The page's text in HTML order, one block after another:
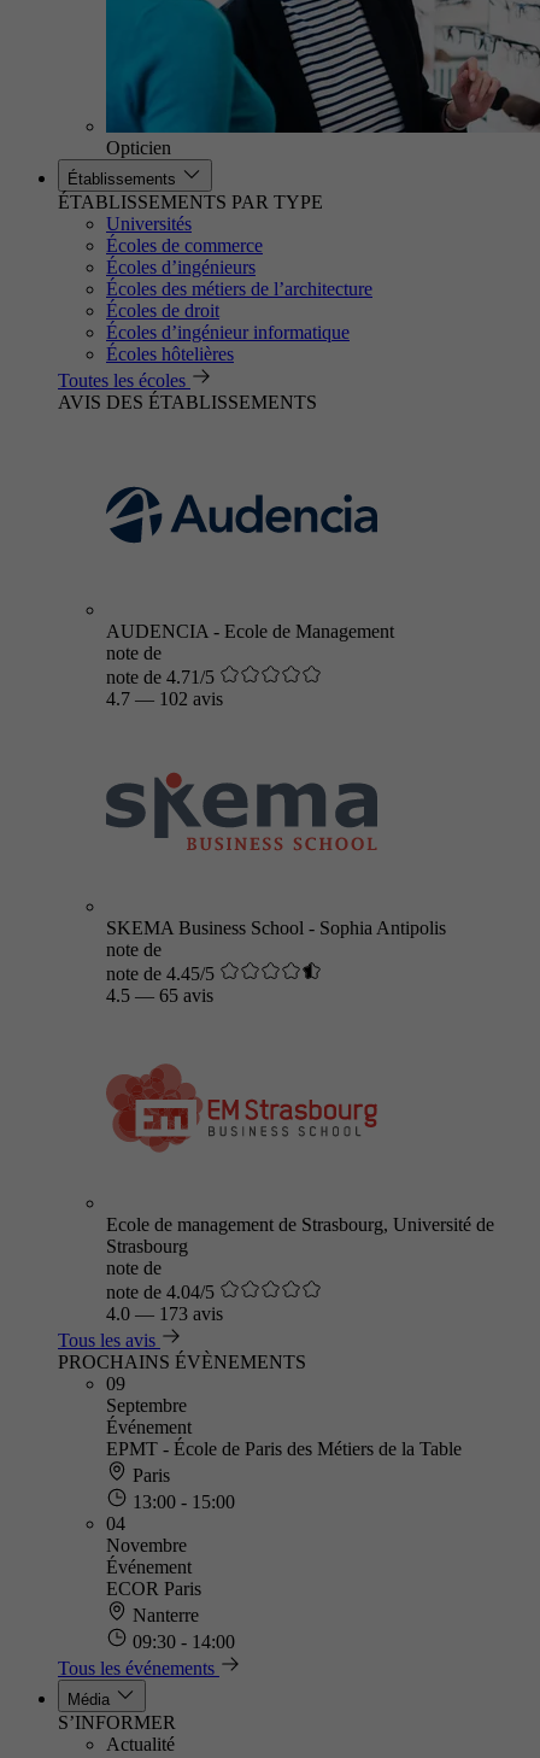
Opticien
Établissements
ÉTABLISSEMENTS PAR TYPE
Universités
Écoles de commerce
Écoles d’ingénieurs
Écoles des métiers de l’architecture
Écoles de droit
Écoles d’ingénieur informatique
Écoles hôtelières
Toutes les écoles
AVIS DES ÉTABLISSEMENTS
AUDENCIA - Ecole de Management
note de
note de 4.71/5
4.7 — 102 avis
SKEMA Business School - Sophia Antipolis
note de
note de 4.45/5
4.5 — 65 avis
Ecole de management de Strasbourg, Université de
Strasbourg
note de
note de 4.04/5
4.0 — 173 avis
Tous les avis
PROCHAINS ÉVÈNEMENTS
09
Septembre
Événement
EPMT - École de Paris des Métiers de la Table
Paris
13:00 - 15:00
04
Novembre
Événement
ECOR Paris
Nanterre
09:30 - 14:00
Tous les événements
Média
S’INFORMER
Actualité